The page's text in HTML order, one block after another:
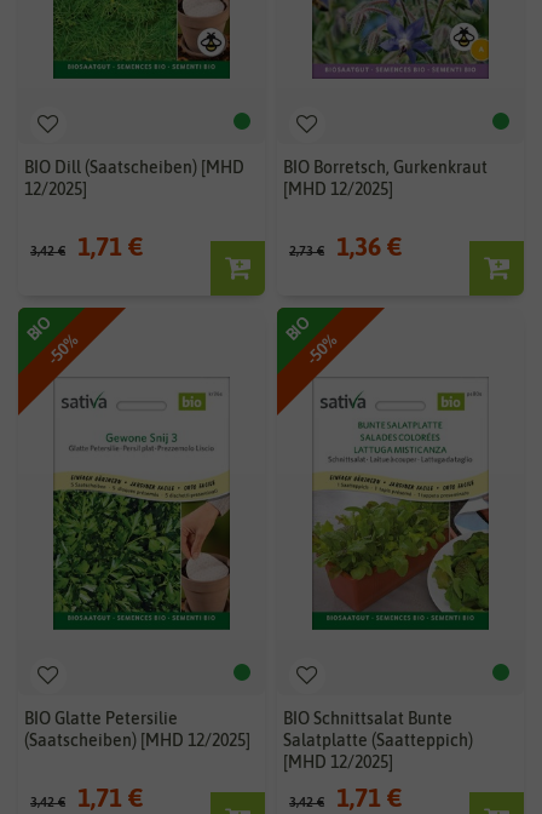
BIO Dill (Saatscheiben) [MHD
12/2025]
3,42 € 1,71 €
BIO Borretsch, Gurkenkraut
[MHD 12/2025]
2,73 € 1,36 €
-50%
BIO
BIO Glatte Petersilie
(Saatscheiben) [MHD 12/2025]
3,42 € 1,71 €
-50%
BIO
BIO Schnittsalat Bunte
Salatplatte (Saatteppich)
[MHD 12/2025]
3,42 € 1,71 €